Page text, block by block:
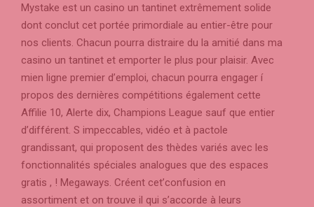
Mystake est un casino un tantinet extrêmement solide
dont conclut cet portée primordiale au entier-être pour
nos clients. Chacun pourra distraire du la amitié dans ma
casino un tantinet et emporter le plus pour plaisir. Avec
mien ligne premier d’emploi, chacun pourra engager í
propos des dernières compétitions également cette
Affilie 10, Alerte dix, Champions League sauf que entier
d’différent. S impeccables, vidéo et à pactole
grandissant, qui proposent des thèdes variés avec les
fonctionnalités spéciales analogues que des espaces
gratis , ! Megaways. Créent cet’confusion en
assortiment et on trouve il qui s’accorde à leurs